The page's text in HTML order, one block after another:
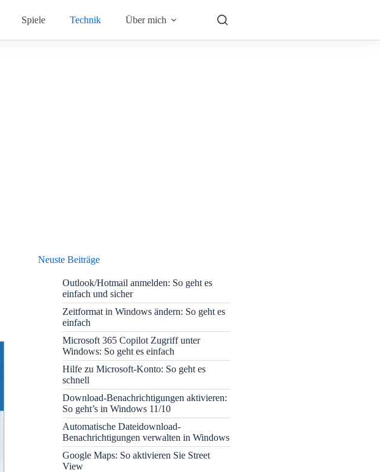
Spiele Technik Über mich
Neuste Beiträge
Outlook/Hotmail anmelden: So geht es
einfach und sicher
Zeitformat in Windows ändern: So geht es
einfach
Microsoft 365 Copilot Zugriff unter
Windows: So geht es einfach
Hilfe zu Microsoft-Konto: So geht es
schnell
Download-Benachrichtigungen aktivieren:
So geht’s in Windows 11/10
Automatische Dateidownload-
Benachrichtigungen verwalten in Windows
Google Maps: So aktivieren Sie Street
View